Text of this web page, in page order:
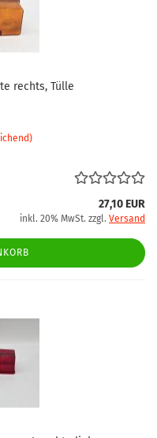
rechts, Tülle
27,10 EUR
inkl. 20% MwSt. zzgl. Versand